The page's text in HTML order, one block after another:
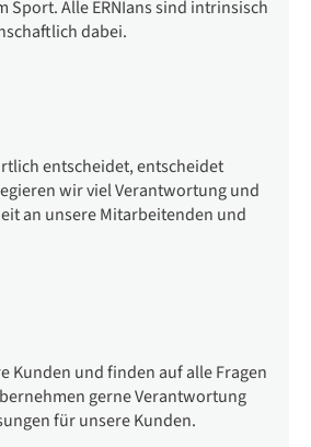
Sport. Alle ERNIans sind intrinsisch
dabei.
entscheidet, entscheidet
wir viel Verantwortung und
an unsere Mitarbeitenden und
Kunden und finden auf alle Fragen
gerne Verantwortung
für unsere Kunden.